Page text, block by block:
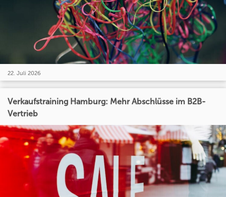
22. Juli 2026
Verkaufstraining Hamburg: Mehr Abschlüsse im B2B-
Vertrieb